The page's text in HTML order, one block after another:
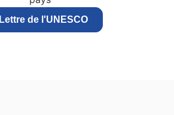
Lettre de l'UNESCO